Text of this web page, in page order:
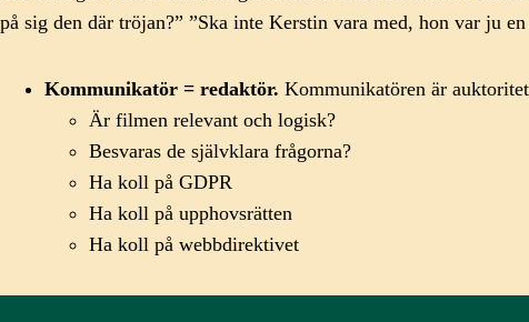
på sig den där tröjan?” ”Ska inte Kerstin vara med, hon var ju
Kommunikatör = redaktör. Kommunikatören är
Är filmen relevant och logisk?
Besvaras de självklara frågorna?
Ha koll på GDPR
Ha koll på upphovsrätten
Ha koll på webbdirektivet